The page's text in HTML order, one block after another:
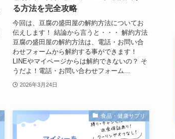
る方法を完全攻略
今回は、豆腐の盛田屋の解約方法についてお
伝えします！ 結論から言うと・・・ 解約方法
豆腐の盛田屋の解約方法は、電話・お問い合
わせフォームから解約する事ができます！
LINEやマイページからは解約できないの？ そ
うだよ！電話・お問い合わせフォーム...
2026年3月24日
食品・健康サプリ